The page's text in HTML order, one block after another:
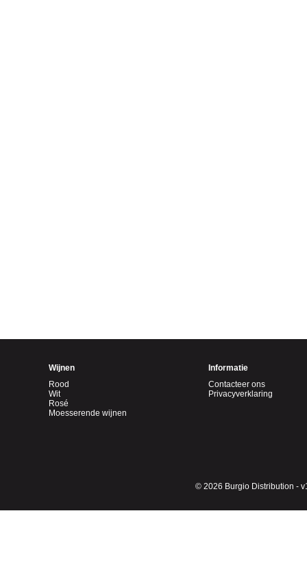
Wijnen
Rood
Wit
Rosé
Moesserende wijnen
Informatie
Contacteer ons
Privacyverklaring
© 2026 Burgio Distribution -